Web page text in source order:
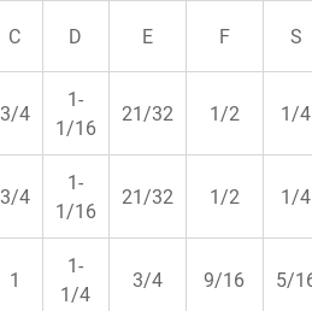
C D E F S
3/4
1-
1/16
21/32 1/2 1/4
3/4
1-
1/16
21/32 1/2 1/4
1
1-
1/4
3/4 9/16 5/